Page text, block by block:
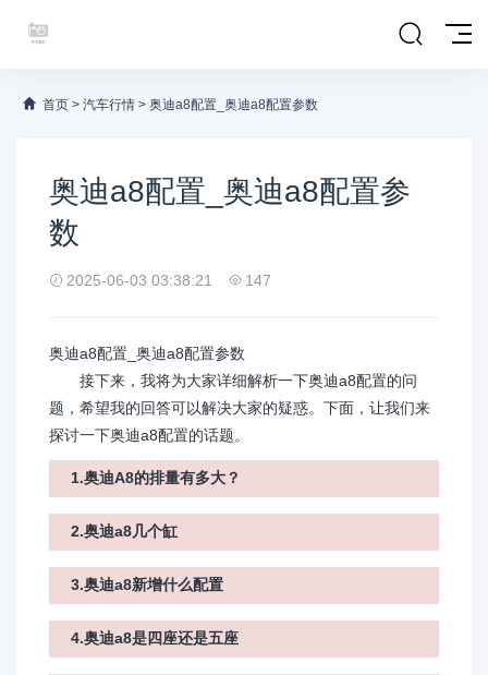
首页 > 汽车行情 > 奥迪a8配置_奥迪a8配置参数
奥迪a8配置_奥迪a8配置参
数
2025-06-03 03:38:21 147
奥迪a8配置_奥迪a8配置参数
接下来，我将为大家详细解析一下奥迪a8配置的问
题，希望我的回答可以解决大家的疑惑。下面，让我们来
探讨一下奥迪a8配置的话题。
1.奥迪A8的排量有多大？
2.奥迪a8几个缸
3.奥迪a8新增什么配置
4.奥迪a8是四座还是五座